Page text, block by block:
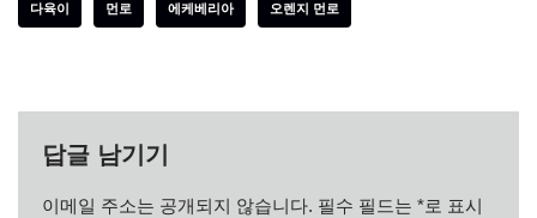
다육이 먼로 에케베리아 오렌지 먼로
답글 남기기
이메일 주소는 공개되지 않습니다. 필수 필드는 *로 표시